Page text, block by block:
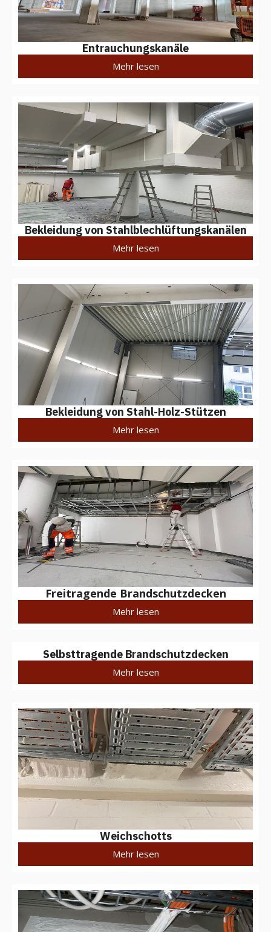
Entrauchungskanäle
Mehr lesen
Bekleidung von Stahlblechlüftungskanälen
Mehr lesen
Bekleidung von Stahl-Holz-Stützen
Mehr lesen
Freitragende Brandschutzdecken
Mehr lesen
Selbsttragende Brandschutzdecken
Mehr lesen
Weichschotts
Mehr lesen